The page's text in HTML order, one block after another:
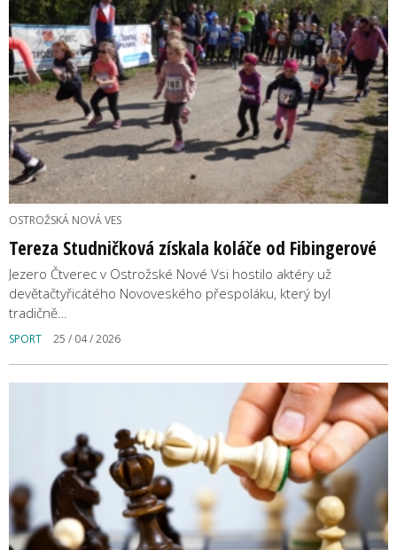
OSTROŽSKÁ NOVÁ VES
Tereza Studničková získala koláče od Fibingerové
Jezero Čtverec v Ostrožské Nové Vsi hostilo aktéry už
devětačtyřicátého Novoveského přespoláku, který byl
tradičně…
SPORT 25 / 04 / 2026